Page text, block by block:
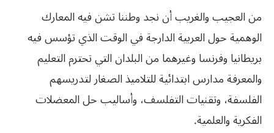
من العجيب والغريب أن نجد وطننا تشن فيه المعارك
الوهمية حول العربية الدارجة في‮ ‬الوقت الذي‮ ‬تؤسس فيه
بريطانيا وفرنسا وغيرهما من البلدان التي‮ ‬تحترم التعليم
والمعرفة مدارس ابتدائية للتلاميذ الصغار لتدريسهم
الفلسفة،‮ ‬وتقنيات التفلسف،‮ ‬وأساليب حل المعضلات
الفكرية والعلمية‮.‬